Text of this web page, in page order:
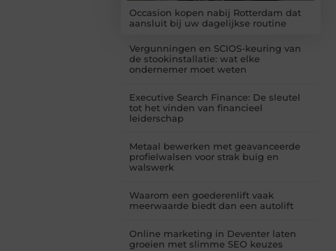
Occasion kopen nabij Rotterdam dat
aansluit bij uw dagelijkse routine
Vergunningen en SCIOS-keuring van
de stookinstallatie: wat elke
ondernemer moet weten
Executive Search Finance: De sleutel
tot het vinden van financieel
leiderschap
Metaal bewerken met geavanceerde
profielwalsen voor strak buig en
walswerk
Waarom een goederenlift vaak
meerwaarde biedt dan een autolift
Online marketing in Deventer laten
groeien met slimme SEO keuzes